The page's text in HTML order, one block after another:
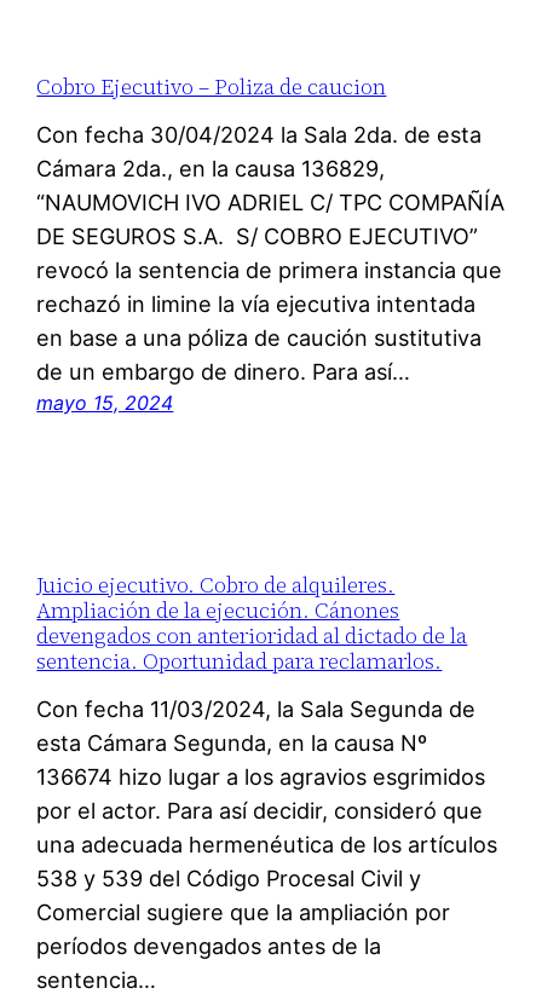
Cobro Ejecutivo – Poliza de caucion
Con fecha 30/04/2024 la Sala 2da. de esta
Cámara 2da., en la causa 136829,
“NAUMOVICH IVO ADRIEL C/ TPC COMPAÑÍA
DE SEGUROS S.A. S/ COBRO EJECUTIVO”
revocó la sentencia de primera instancia que
rechazó in limine la vía ejecutiva intentada
en base a una póliza de caución sustitutiva
de un embargo de dinero. Para así…
mayo 15, 2024
Juicio ejecutivo. Cobro de alquileres.
Ampliación de la ejecución. Cánones
devengados con anterioridad al dictado de la
sentencia. Oportunidad para reclamarlos.
Con fecha 11/03/2024, la Sala Segunda de
esta Cámara Segunda, en la causa Nº
136674 hizo lugar a los agravios esgrimidos
por el actor. Para así decidir, consideró que
una adecuada hermenéutica de los artículos
538 y 539 del Código Procesal Civil y
Comercial sugiere que la ampliación por
períodos devengados antes de la
sentencia…